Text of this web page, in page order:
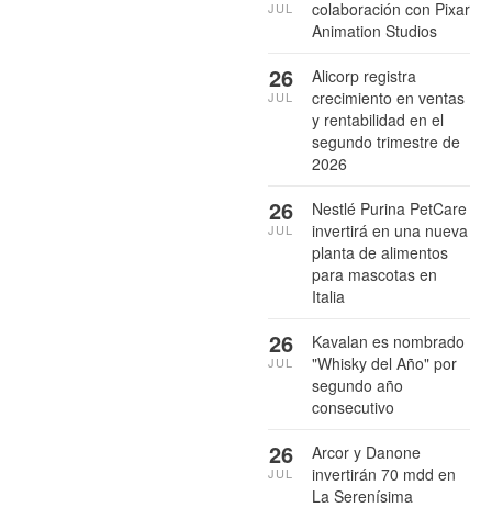
colaboración con Pixar
Animation Studios
JUL
Alicorp registra
crecimiento en ventas
y rentabilidad en el
segundo trimestre de
2026
26
JUL
Nestlé Purina PetCare
invertirá en una nueva
planta de alimentos
para mascotas en
Italia
26
JUL
Kavalan es nombrado
"Whisky del Año" por
segundo año
consecutivo
26
JUL
Arcor y Danone
invertirán 70 mdd en
La Serenísima
26
JUL